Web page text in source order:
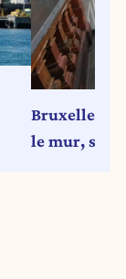
Bruxelles :
le mur,